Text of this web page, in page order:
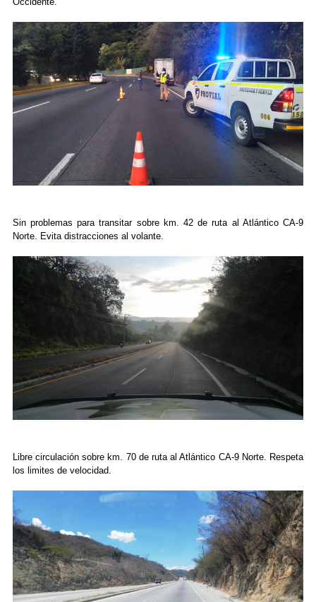
Sin problemas para transitar sobre km. 42 de ruta al Atlántico CA-9
Norte. Evita distracciones al volante.
Libre circulación sobre km. 70 de ruta al Atlántico CA-9 Norte. Respeta
los limites de velocidad.